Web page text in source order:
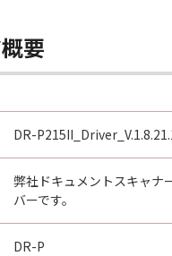
要
DR-
弊社ドキュメントスキャナ
バーです。
DR-P